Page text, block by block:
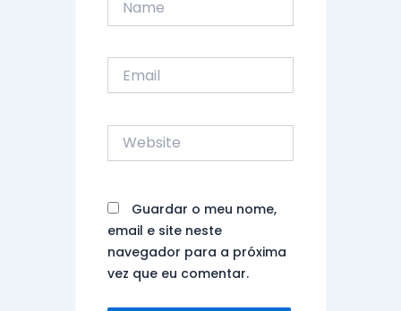
Website
Guardar o meu nome,
email e site neste
navegador para a próxima
vez que eu comentar.